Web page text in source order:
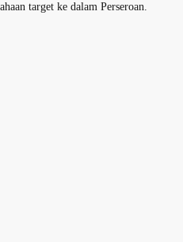
target ke dalam Perseroan.